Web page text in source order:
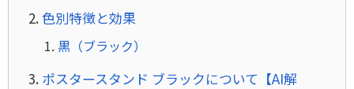
色別特徴と効果
黒（ブラック）
ポスタースタンド ブラックについて【AI解